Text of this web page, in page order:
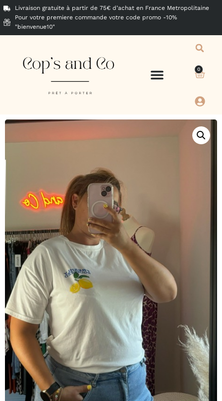
Livraison gratuite à partir de 75€ d’achat en France Metropolitaine
Pour votre premiere commande votre code promo -10%
"bienvenue10"
0